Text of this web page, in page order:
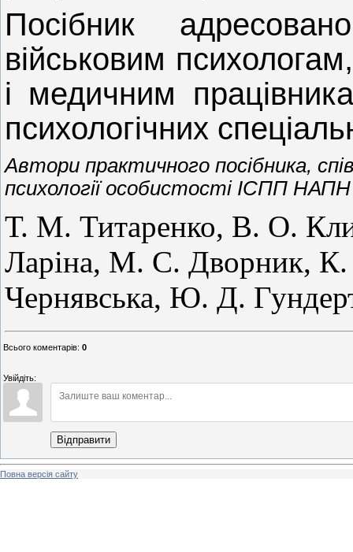
Посібник
військовим
і медичним
психологічних
Автори практичного посібника,
психології особистості ІСПП НАПН
Т. М. Титаренко, В. О.
Ларіна, М. С. Дворник,
Чернявська, Ю. Д.
Всього коментарів: 0
Увійдіть:
Відправити
Повна версія сайту